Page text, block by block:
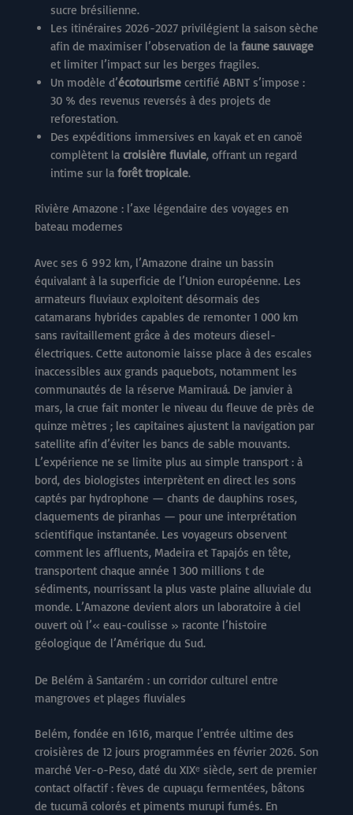
sucre brésilienne.
Les itinéraires 2026-2027 privilégient la saison sèche
afin de maximiser l’observation de la faune sauvage
et limiter l’impact sur les berges fragiles.
Un modèle d’écotourisme certifié ABNT s’impose :
30 % des revenus reversés à des projets de
reforestation.
Des expéditions immersives en kayak et en canoë
complètent la croisière fluviale, offrant un regard
intime sur la forêt tropicale.
Rivière Amazone : l’axe légendaire des voyages en
bateau modernes
Avec ses 6 992 km, l’Amazone draine un bassin
équivalant à la superficie de l’Union européenne. Les
armateurs fluviaux exploitent désormais des
catamarans hybrides capables de remonter 1 000 km
sans ravitaillement grâce à des moteurs diesel-
électriques. Cette autonomie laisse place à des escales
inaccessibles aux grands paquebots, notamment les
communautés de la réserve Mamirauá. De janvier à
mars, la crue fait monter le niveau du fleuve de près de
quinze mètres ; les capitaines ajustent la navigation par
satellite afin d’éviter les bancs de sable mouvants.
L’expérience ne se limite plus au simple transport : à
bord, des biologistes interprètent en direct les sons
captés par hydrophone — chants de dauphins roses,
claquements de piranhas — pour une interprétation
scientifique instantanée. Les voyageurs observent
comment les affluents, Madeira et Tapajós en tête,
transportent chaque année 1 300 millions t de
sédiments, nourrissant la plus vaste plaine alluviale du
monde. L’Amazone devient alors un laboratoire à ciel
ouvert où l’« eau-coulisse » raconte l’histoire
géologique de l’Amérique du Sud.
De Belém à Santarém : un corridor culturel entre
mangroves et plages fluviales
Belém, fondée en 1616, marque l’entrée ultime des
croisières de 12 jours programmées en février 2026. Son
marché Ver-o-Peso, daté du XIXᵉ siècle, sert de premier
contact olfactif : fèves de cupuaçu fermentées, bâtons
de tucumã colorés et piments murupi fumés. En